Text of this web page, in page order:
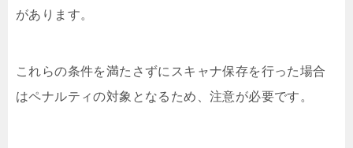
があります。
これらの条件を満たさずにスキャナ保存を行った場合
はペナルティの対象となるため、注意が必要です。